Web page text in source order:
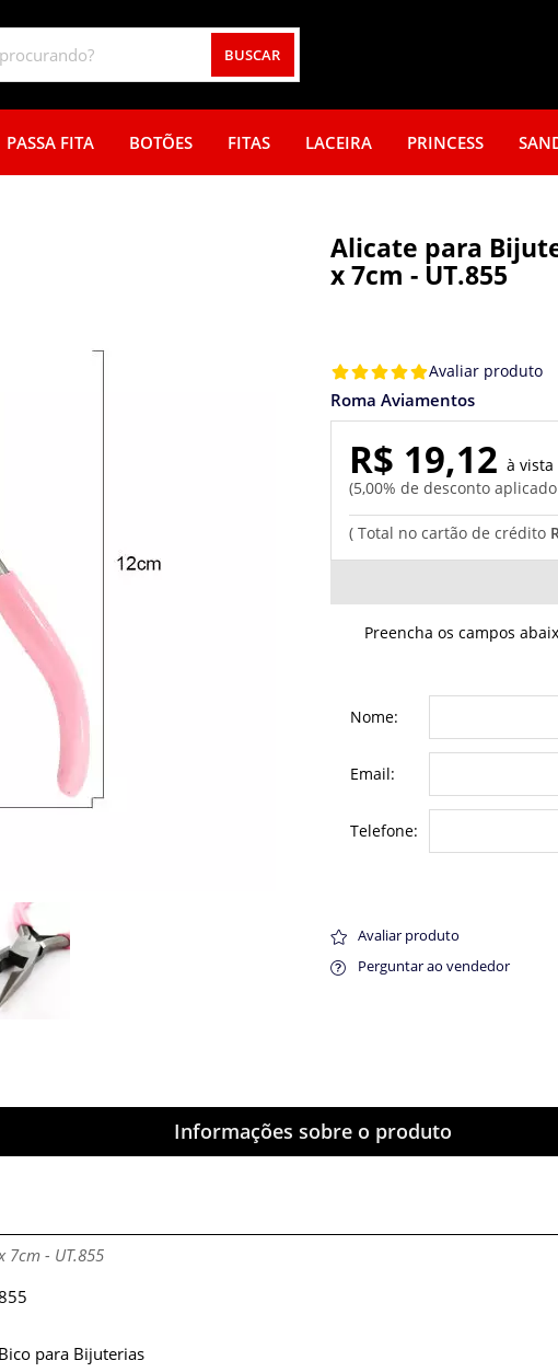
BUSCAR
FITA BOTÕES FITAS LACEIRA PRINCESS
Alicate para
x 7cm - UT.855
Avaliar produto
Roma Aviamentos
R$ 19,12
5,00% de desconto
Preencha os campos
Nome:
Email:
Telefone:
Avaliar produto
Perguntar ao vendedor
Informações sobre o produto
7cm - UT.855
para Bijuterias